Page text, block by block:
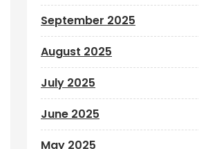
September 2025
August 2025
July 2025
June 2025
May 2025